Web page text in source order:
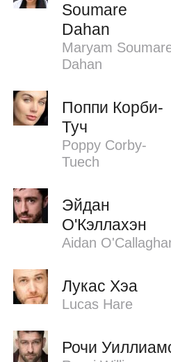
Soumare
Dahan
Maryam
Dahan
Поппи Корби-
Туч
Poppy Corby-
Tuech
Эйдан
О'Кэллахэн
Aidan
Лукас Хэа
Lucas Hare
Рочи